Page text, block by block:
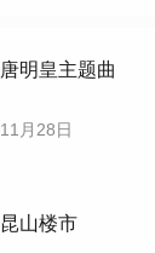
唐明皇主题曲
11月28日
昆山楼市